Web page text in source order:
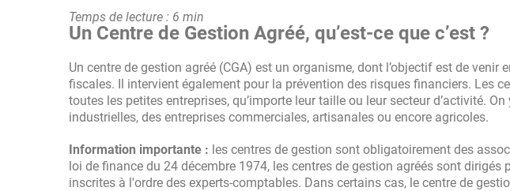
Temps de lecture : 6 min
Un Centre de Gestion Agréé, qu’est-ce que c’est ?
Un centre de gestion agréé (CGA) est un organisme, dont l’objectif est de venir
fiscales. Il intervient également pour la prévention des risques financiers. Les
toutes les petites entreprises, qu’importe leur taille ou leur secteur d’activité.
industrielles, des entreprises commerciales, artisanales ou encore agricoles.
Information importante : les centres de gestion sont obligatoirement des
loi de finance du 24 décembre 1974, les centres de gestion agréés sont dirigés
inscrites à l'ordre des experts-comptables. Dans certains cas, le centre de